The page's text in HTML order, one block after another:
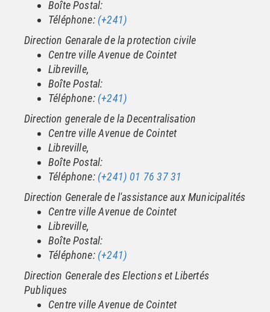
Boîte Postal:
Téléphone: (+241)
Direction Genarale de la protection civile
Centre ville Avenue de Cointet
Libreville,
Boîte Postal:
Téléphone: (+241)
Direction generale de la Decentralisation
Centre ville Avenue de Cointet
Libreville,
Boîte Postal:
Téléphone: (+241) 01 76 37 31
Direction Generale de l'assistance aux Municipalités
Centre ville Avenue de Cointet
Libreville,
Boîte Postal:
Téléphone: (+241)
Direction Generale des Elections et Libertés
Publiques
Centre ville Avenue de Cointet